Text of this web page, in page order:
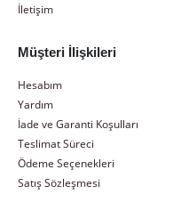
İletişim
Müşteri İlişkileri
Hesabım
Yardım
İade ve Garanti Koşulları
Teslimat Süreci
Ödeme Seçenekleri
Satış Sözleşmesi